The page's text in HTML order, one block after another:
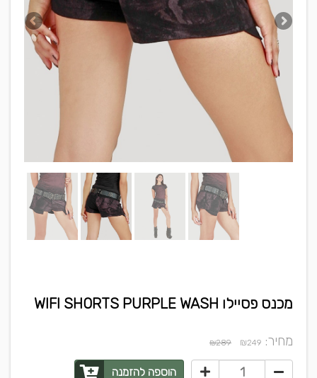
מכנס פסיילו WIFI SHORTS PURPLE WASH
מחיר: ₪249
₪289
הוספה להזמנה